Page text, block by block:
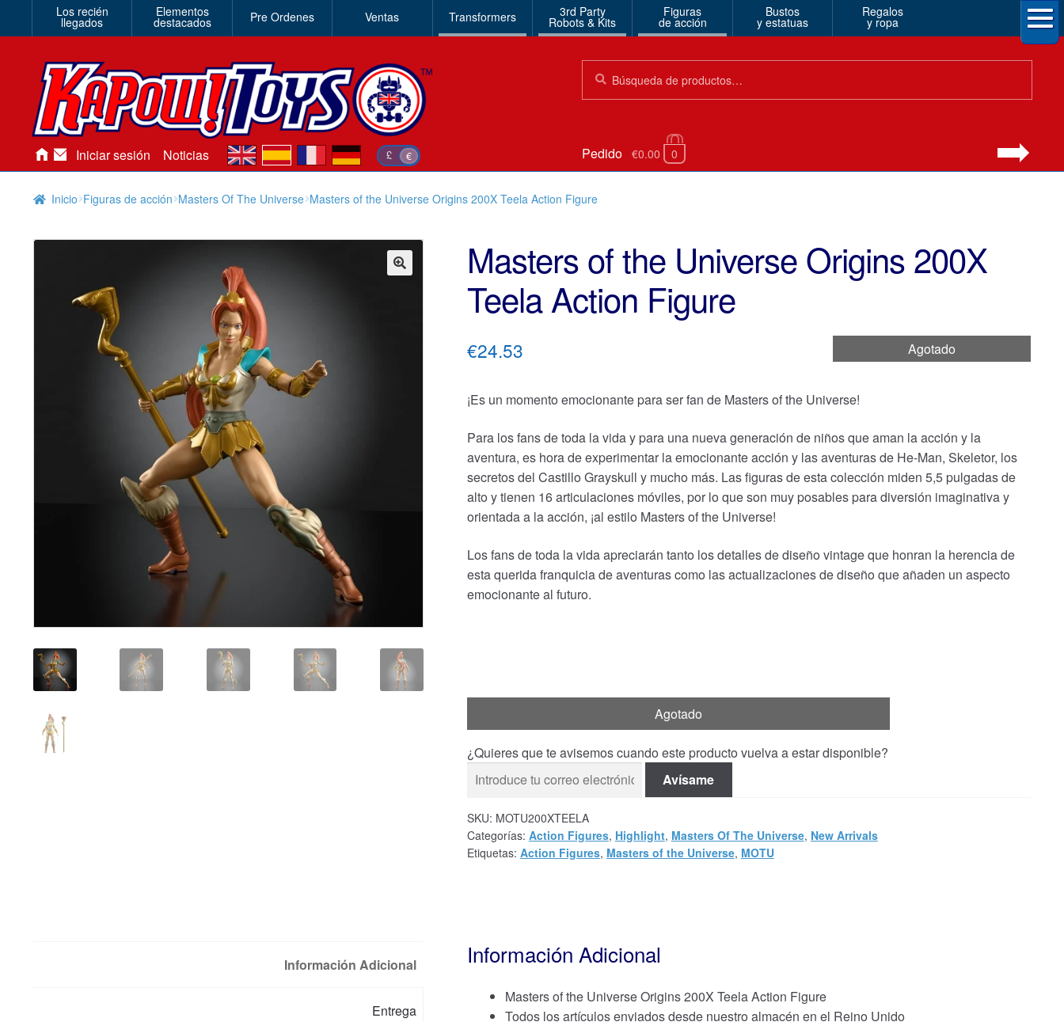
Los recién
llegados
Elementos
destacados Pre Ordenes Ventas Transformers 3rd Party
Robots & Kits
Figuras
de acción
Bustos
y estatuas
Regalos
y ropa
Iniciar sesión Noticias £ €
en es de Pedido €0.00 0
Inicio Figuras de acción Masters Of The Universe Masters of the Universe Origins 200X Teela Action Figure
Masters of the Universe Origins 200X
Teela Action Figure
Agotado
€24.53
¡Es un momento emocionante para ser fan de Masters of the Universe!
Para los fans de toda la vida y para una nueva generación de niños que aman la acción y la
aventura, es hora de experimentar la emocionante acción y las aventuras de He-Man, Skeletor, los
secretos del Castillo Grayskull y mucho más. Las figuras de esta colección miden 5,5 pulgadas de
alto y tienen 16 articulaciones móviles, por lo que son muy posables para diversión imaginativa y
orientada a la acción, ¡al estilo Masters of the Universe!
Los fans de toda la vida apreciarán tanto los detalles de diseño vintage que honran la herencia de
esta querida franquicia de aventuras como las actualizaciones de diseño que añaden un aspecto
emocionante al futuro.
Agotado
¿Quieres que te avisemos cuando este producto vuelva a estar disponible?
Avísame
SKU: MOTU200XTEELA
Categorías: Action Figures, Highlight, Masters Of The Universe, New Arrivals
Etiquetas: Action Figures, Masters of the Universe, MOTU
Información Adicional
Entrega
Información Adicional
Masters of the Universe Origins 200X Teela Action Figure
Todos los artículos enviados desde nuestro almacén en el Reino Unido